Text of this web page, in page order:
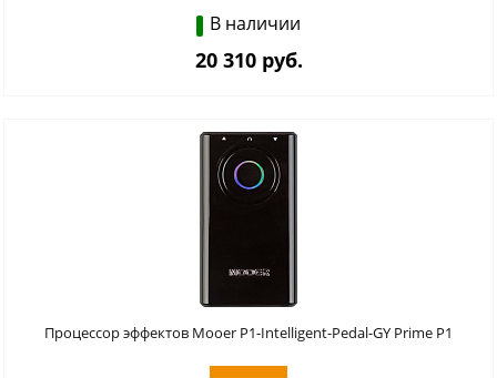
В наличии
20 310 руб.
Процессор эффектов Mooer P1-Intelligent-Pedal-GY Prime P1